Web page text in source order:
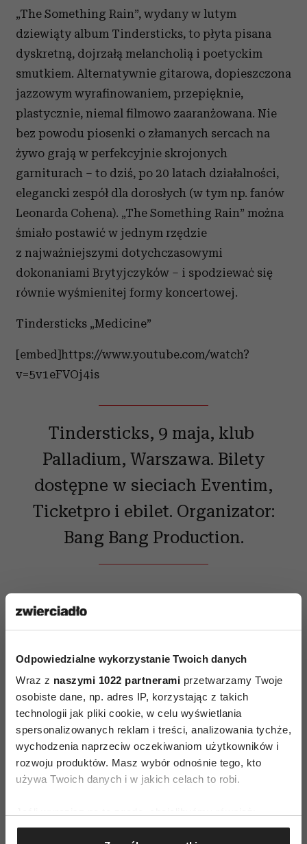
Odpowiedzialne wykorzystanie Twoich danych
Wraz z naszymi 1022 partnerami przetwarzamy Twoje
osobiste dane, np. adres IP, korzystając z takich
technologii jak pliki cookie, w celu wyświetlania
spersonalizowanych reklam i treści, analizowania tychże,
wychodzenia naprzeciw oczekiwaniom użytkowników i
rozwoju produktów. Masz wybór odnośnie tego, kto
używa Twoich danych i w jakich celach to robi.
Gromadzić dane dotyczące Twojej lokalizacji
„The Something Rain”, wydany w lutym
dziewiąty album Tindersticks, to płyta pisana
dyskretną, dojrzałą melancholią i poetyckim
smutkiem. Alternatywnie gitarowa, dopieszczona
jazzowym wyrafinowaniem, przepięknie,
plastycznie, niemal filmowo zaaranżowana. Nie
bez powodu piosenki o złamanych sercach na
żywo grają w perfekcyjnie skrojonych
garniturach – to dziś, po 20 latach działalności,
elegancki zespół dla dorosłych (w tym np. fanów
Leonarda Cohena). „The Something Rain” można
śmiało postawić w jednym rzędzie
z najważniejszymi dotychczasowymi
dokonaniami Brytyjczyków – i spodziewać się
równie wyśmienitej formy koncertowej.
Tindersticks „Medicine”
[embed]https://www.youtube.com/watch?
v=5v1eFVOj4is
Tindersticks, 9 maja, klub
Palladium, Warszawa. Bilety
dostępne w sieciach Eventim,
Ticketpro i ebilet. Organizator:
Bang Bang Production.
AUTOPROMOCJA